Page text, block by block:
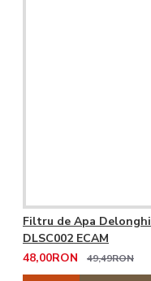
Filtru de Apa Delonghi
DLSC002 ECAM
48,00RON
49,49RON